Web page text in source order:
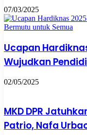
07/03/2025
Ucapan
Wujudkan
02/05/2025
MKD DPR
Patrio, Nafa